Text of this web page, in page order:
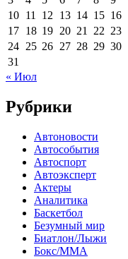
10 11 12 13 14 15 16
17 18 19 20 21 22 23
24 25 26 27 28 29 30
31
« Июл
Рубрики
Автоновости
Автособытия
Автоспорт
Автоэксперт
Актеры
Аналитика
Баскетбол
Безумный мир
Биатлон/Лыжи
Бокс/MMA